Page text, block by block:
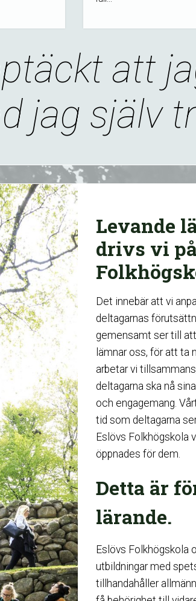
att
jag själv
Levande
drivs vi
Det innebär att vi
deltagarnas
gemensamt ser till
lämnar oss, för att ta
arbetar vi
deltagarna ska nå
och engagemang.
tid som deltagarna
Eslövs Folkhögskola
öppnades för dem.
Detta är
lärande.
Eslövs Folkhögskola
utbildningar med
tillhandahåller